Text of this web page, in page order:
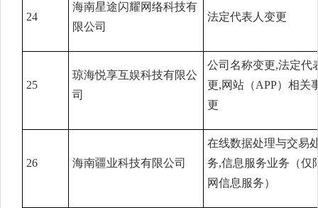
24
海南星途闪耀网络科技有
限公司
法定代表人变更
25
琼海悦享互娱科技有限公
司
公司名称变更,法定代
更,网站（APP）相关
更
26 海南疆业科技有限公司
在线数据处理与交易
务,信息服务业务（仅
网信息服务）